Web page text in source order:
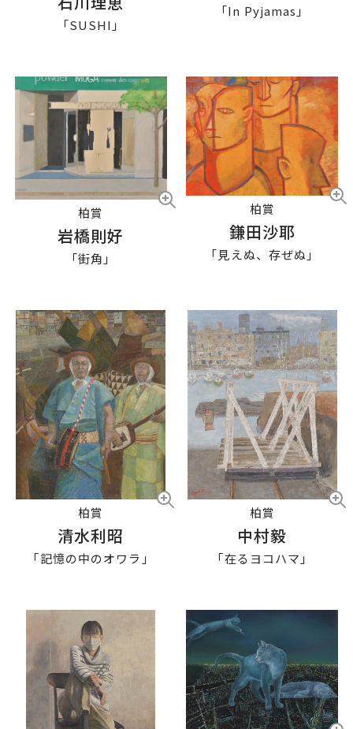
「SUSHI」
「In Pyjamas」
柏賞
岩橋則好
「街角」
柏賞
鎌田沙耶
「見えぬ、存ぜぬ」
柏賞
清水利昭
「記憶の中のオワラ」
柏賞
中村毅
「在るヨコハマ」